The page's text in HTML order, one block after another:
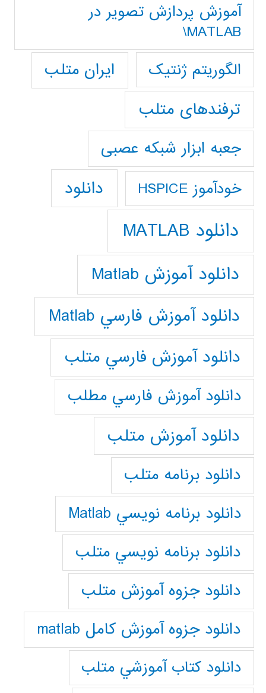
آموزش پردازش تصوير در
MATLAB\
الگوریتم ژنتیک
ایران متلب
ترفندهای متلب
جعبه ابزار شبکه عصبی
خودآموز HSPICE دانلود
دانلود MATLAB
دانلود آموزش Matlab
دانلود آموزش فارسي Matlab
دانلود آموزش فارسي متلب
دانلود آموزش فارسي مطلب
دانلود آموزش متلب
دانلود برنامه متلب
دانلود برنامه نويسي Matlab
دانلود برنامه نويسي متلب
دانلود جزوه آموزش متلب
دانلود جزوه آموزش کامل matlab
دانلود كتاب آموزشي متلب